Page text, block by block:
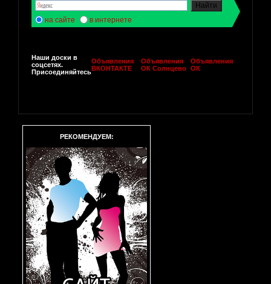
на сайте в интернете
Наши доски в
соцсетях.
Присоединяйтесь
Объявления
ВКОНТАКТЕ
Объявления
ОК Солнцево
Объявления
ОК
РЕКОМЕНДУЕМ: